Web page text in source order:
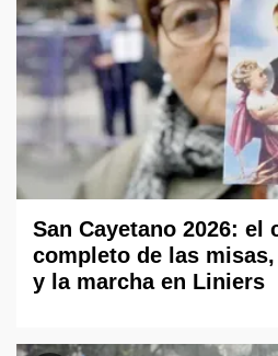
San Cayetano 2026: el
completo de las
y la marcha en Liniers